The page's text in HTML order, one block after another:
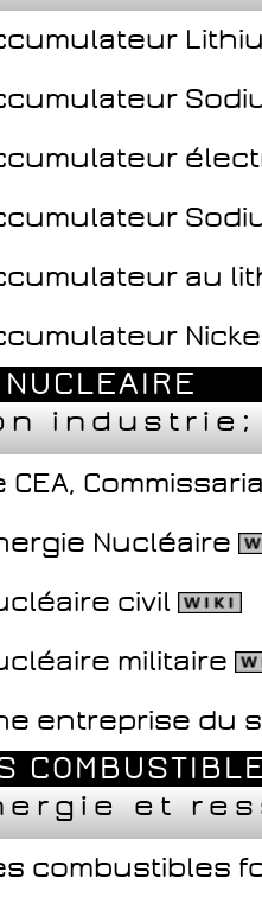
au
CEA,
Nucléaire
civil
militaire
entreprise du
et
combustibles